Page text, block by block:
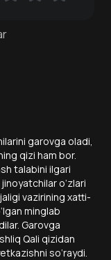
garovga oladi,
qizi ham bor.
talabini ilgari
o‘zlari
vazirining xatti-
minglab
Garovga
Qali qizidan
so‘raydi.